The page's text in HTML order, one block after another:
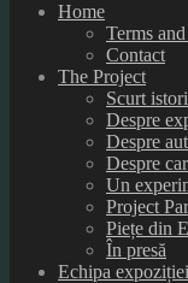
Home
Terms
Contact
The Project
Scurt
Despre
Despre
Despre
Un
Project
Piețe din
În presă
Echipa expoziției